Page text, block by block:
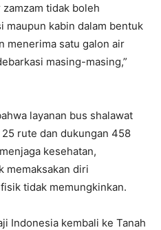
zamzam tidak boleh
maupun kabin dalam bentuk
menerima satu galon air
masing-masing,”
layanan bus shalawat
rute dan dukungan 458
kesehatan,
memaksakan diri
tidak memungkinkan.
Indonesia kembali ke Tanah